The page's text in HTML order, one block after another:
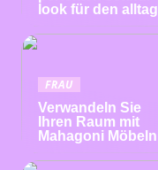
look für den alltag
FRAU
Verwandeln Sie
Ihren Raum mit
Mahagoni Möbeln